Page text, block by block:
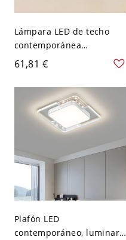
Lámpara LED de techo
contemporánea
geométrica, efecto cielo
estrellado y borde
prismático - 110 A 120 V
Cuadro 1 Tercer Gear
61,81 €
Plafón LED
contemporáneo, luminaria